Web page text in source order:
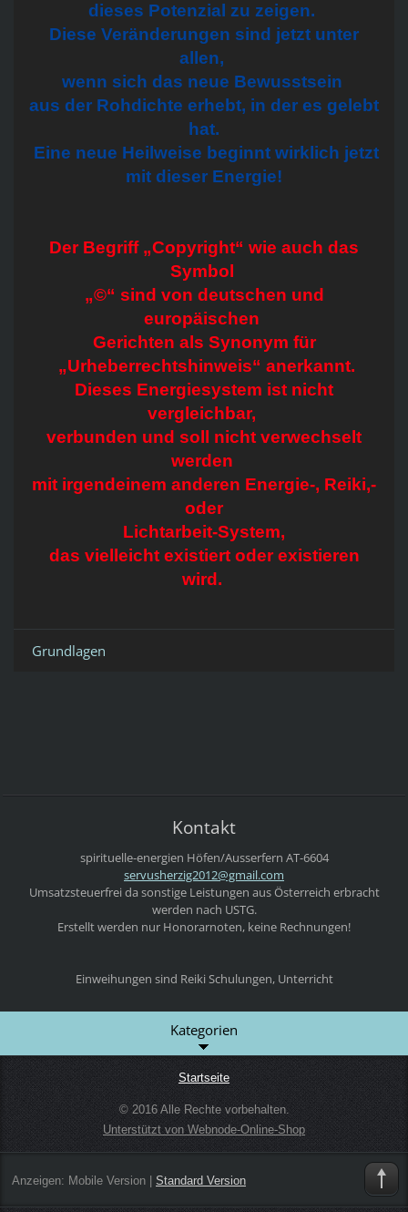
dieses Potenzial zu zeigen.
Diese Veränderungen sind jetzt unter
allen,
wenn sich das neue Bewusstsein
aus der Rohdichte erhebt, in der es gelebt
hat.
Eine neue Heilweise beginnt wirklich jetzt
mit dieser Energie!
Der Begriff „Copyright“ wie auch das
Symbol
„©“ sind von deutschen und
europäischen
Gerichten als Synonym für
„Urheberrechtshinweis“ anerkannt.
Dieses Energiesystem ist nicht
vergleichbar,
verbunden und soll nicht verwechselt
werden
mit irgendeinem anderen Energie-, Reiki,-
oder
Lichtarbeit-System,
das vielleicht existiert oder existieren
wird.
Grundlagen
Kontakt
spirituelle-energien Höfen/Ausserfern AT-6604
servusherzig2012@gmail.com
Umsatzsteuerfrei da sonstige Leistungen aus Österreich erbracht
werden nach USTG.
Erstellt werden nur Honorarnoten, keine Rechnungen!
Einweihungen sind Reiki Schulungen, Unterricht
Kategorien
Startseite
© 2016 Alle Rechte vorbehalten.
Unterstützt von Webnode-Online-Shop
Anzeigen: Mobile Version| Standard Version